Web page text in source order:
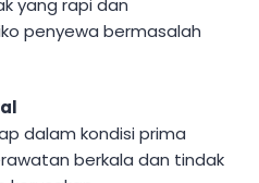
yang rapi dan
penyewa bermasalah
dalam kondisi prima
berkala dan tindak